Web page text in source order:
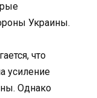
Украины.
что
усиление
Однако